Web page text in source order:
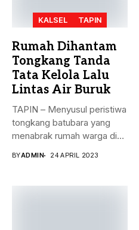
KALSEL TAPIN
Rumah Dihantam
Tongkang Tanda
Tata Kelola Lalu
Lintas Air Buruk
TAPIN – Menyusul peristiwa
tongkang batubara yang
menabrak rumah warga di
BYADMIN 24 APRIL 2023